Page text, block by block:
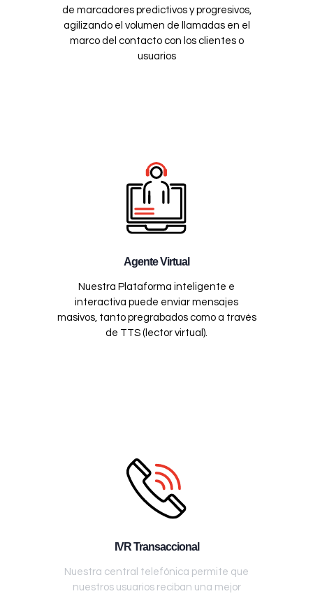
de marcadores predictivos y progresivos,
agilizando el volumen de llamadas en el
marco del contacto con los clientes o
usuarios
Agente Virtual
Nuestra Plataforma inteligente e
interactiva puede enviar mensajes
masivos, tanto pregrabados como a través
de TTS (lector virtual).
IVR Transaccional
Nuestra central telefónica permite que
nuestros usuarios reciban una mejor